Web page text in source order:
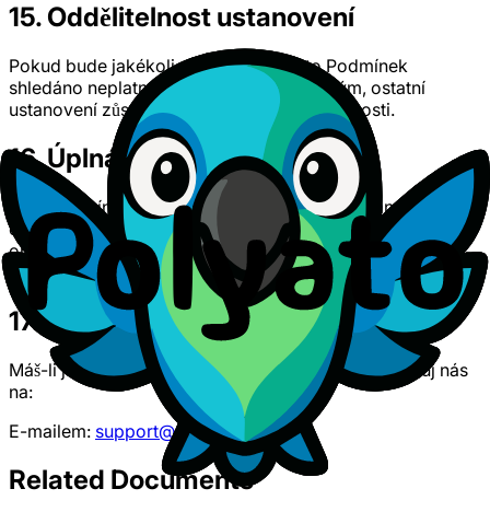
15. Oddělitelnost ustanovení
Pokud bude jakékoli ustanovení těchto Podmínek
shledáno neplatným nebo nevymahatelným, ostatní
ustanovení zůstanou plně v platnosti a účinnosti.
16. Úplná dohoda
Tyto Podmínky spolu s našimi Zásadami ochrany
osobních údajů tvoří úplnou dohodu mezi tebou a Polyato
ohledně Služby a nahrazují veškeré předchozí dohody,
ujednání nebo prohlášení, ať písemná nebo ústní.
17. Kontaktní informace
Máš-li jakékoli dotazy k těmto Podmínkám, kontaktuj nás
na:
E-mailem: support@polyato.com
Related Documents